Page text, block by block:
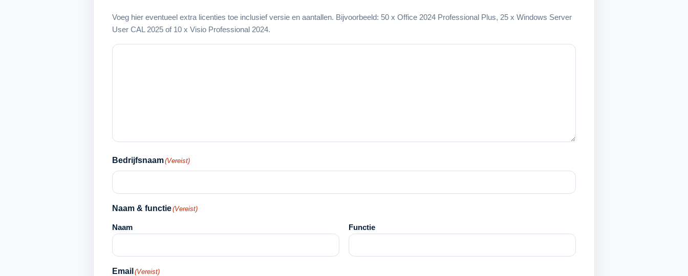
Voeg hier eventueel extra licenties toe inclusief versie en aantallen. Bijvoorbeeld: 50 x Office 2024 Professional Plus, 25 x Windows Server
User CAL 2025 of 10 x Visio Professional 2024.
Bedrijfsnaam(Vereist)
Naam & functie(Vereist)
Naam Functie
Email (Vereist)